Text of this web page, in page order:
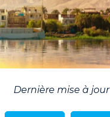
Dernière mise à jour